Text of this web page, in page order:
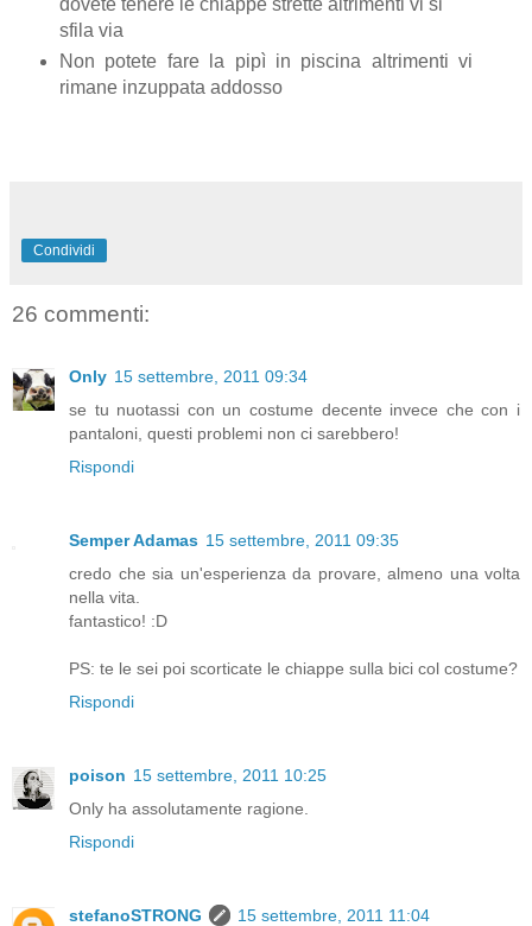
dovete tenere le chiappe strette altrimenti vi si
sfila via
Non potete fare la pipì in piscina altrimenti vi
rimane inzuppata addosso
Condividi
26 commenti:
Only 15 settembre, 2011 09:34
se tu nuotassi con un costume decente invece che con i
pantaloni, questi problemi non ci sarebbero!
Rispondi
Semper Adamas 15 settembre, 2011 09:35
credo che sia un'esperienza da provare, almeno una volta
nella vita.
fantastico! :D
PS: te le sei poi scorticate le chiappe sulla bici col costume?
Rispondi
poison 15 settembre, 2011 10:25
Only ha assolutamente ragione.
Rispondi
stefanoSTRONG
15 settembre, 2011 11:04